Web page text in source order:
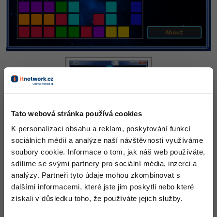
Tato webová stránka používá cookies
K personalizaci obsahu a reklam, poskytování funkcí
sociálních médií a analýze naší návštěvnosti využíváme
soubory cookie. Informace o tom, jak náš web používáte,
sdílíme se svými partnery pro sociální média, inzerci a
analýzy. Partneři tyto údaje mohou zkombinovat s
dalšími informacemi, které jste jim poskytli nebo které
získali v důsledku toho, že používáte jejich služby.
SEO -30%
UX
-25%
Copywriting -30%
MS Office -80%
Google Dokumenty
Adobe Illustrator
-30%
Adobe XD -15%
Adobe InDesign
Blender
Inkscape
Fotografování -80%
Video
Pro firmy
Program byl vytvořen v roce 2018.